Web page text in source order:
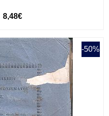
8,48€
-50%